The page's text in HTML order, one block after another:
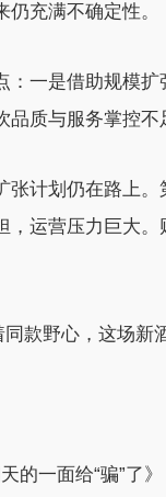
充满不确定性。
：一是借助规模
品质与服务掌控不
计划仍在路上
运营压力巨大
款野心，这场新
的一面给“骗”了》